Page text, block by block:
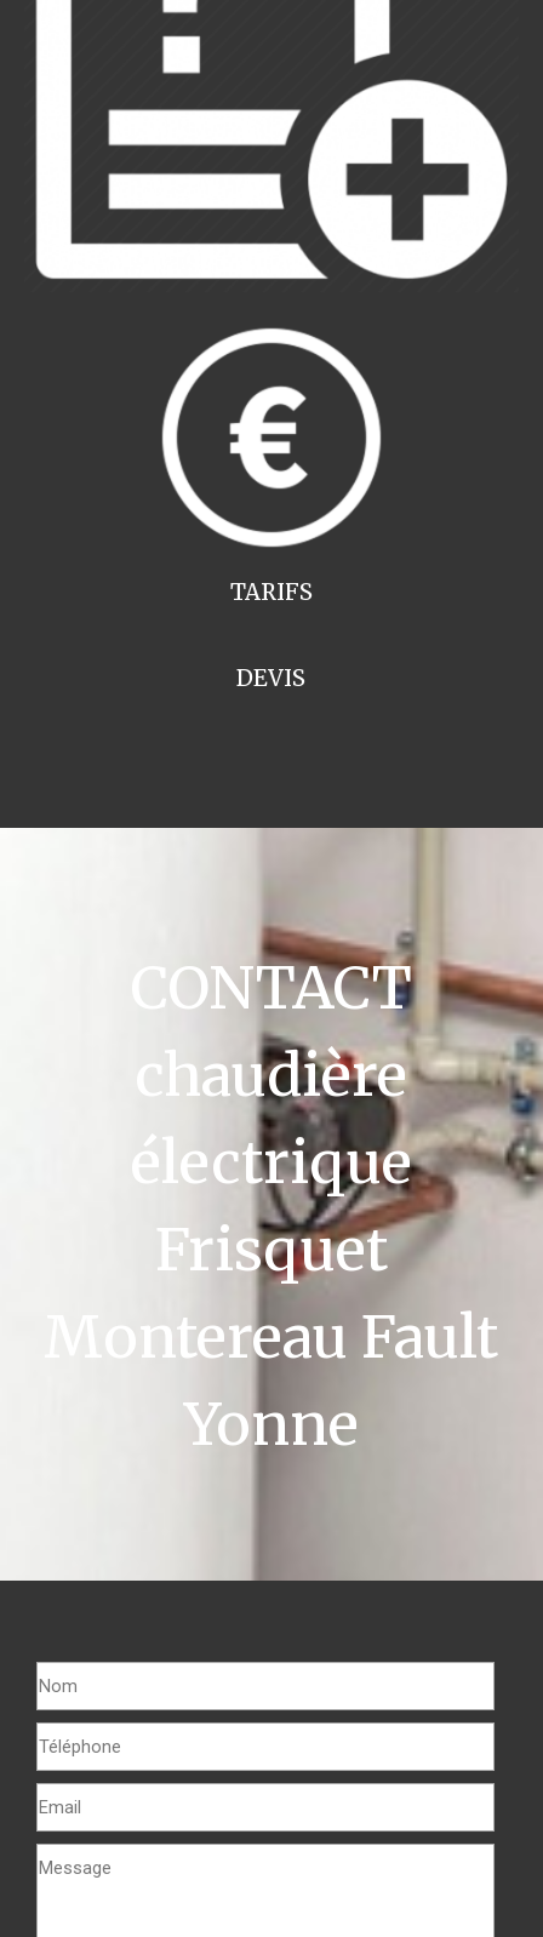
TARIFS
DEVIS
CONTACT
chaudière
électrique
Frisquet
Montereau Fault
Yonne